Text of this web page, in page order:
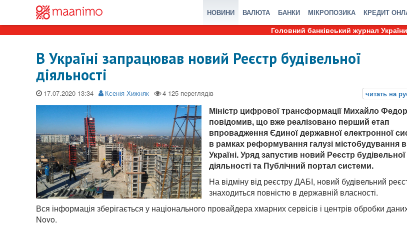
НОВИНИ ВАЛЮТА БАНКИ МІКРОПОЗИКА КРЕДИТ
Головний банківський журнал України
В Україні запрацював новий Реєстр будівельної
діяльності
17.07.2020 Ксенія Хижняк
Міністр цифрової трансформації Михайло
повідомив, що вже реалізовано перший етап
впровадження Єдиної державної електронної
в рамках реформування галузі містобудування в
Україні. Уряд запустив новий Реєстр будівельної
діяльності та Публічний портал системи.
На відміну від реєстру ДАБІ, новий будівельний
знаходиться повністю в державній власності.
Вся інформація зберігається у національного провайдера хмарних сервісів і центрів обробки
Novo.